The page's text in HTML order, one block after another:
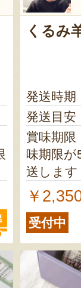
くるみ
発送時期
発送目安
賞味期限
味期限が
送します
￥
受付中